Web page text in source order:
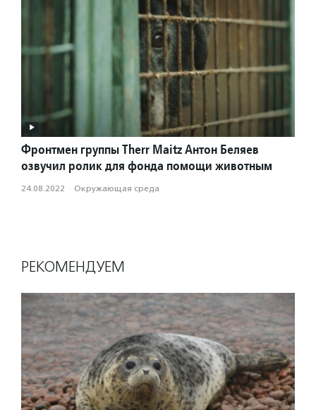
Фронтмен группы Therr Maitz Антон Беляев
озвучил ролик для фонда помощи животным
24.08.2022 · Окружающая среда
РЕКОМЕНДУЕМ